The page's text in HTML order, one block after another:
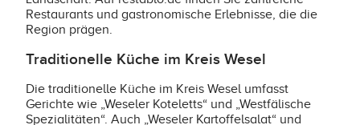
Restaurants und gastronomische Erlebnisse, die die
Region prägen.
Traditionelle Küche im Kreis Wesel
Die traditionelle Küche im Kreis Wesel umfasst
Gerichte wie „Weseler Koteletts“ und „Westfälische
Spezialitäten“. Auch „Weseler Kartoffelsalat“ und